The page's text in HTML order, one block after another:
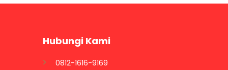
Hubungi Kami
0812-1616-9169